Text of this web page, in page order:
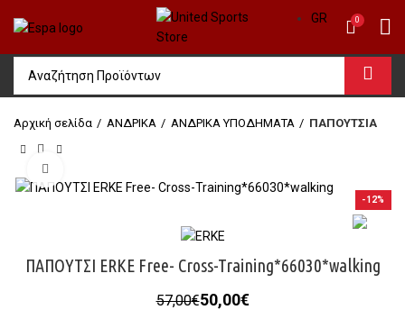
GR 0
Αρχική σελίδα ΑΝΔΡΙΚΑ ΑΝΔΡΙΚΑ ΥΠΟΔΗΜΑΤΑ ΠΑΠΟΥΤΣΙΑ
-12%
ΠΑΠΟΥΤΣΙ ERKE Free- Cross-Training*66030*walking
57,00€Original
50,00€Η